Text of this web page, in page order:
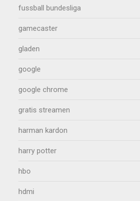
fussball bundesliga
gamecaster
gladen
google
google chrome
gratis streamen
harman kardon
harry potter
hbo
hdmi